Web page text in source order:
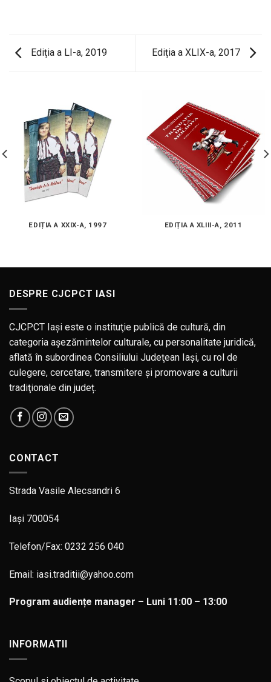
Ediția a LI-a, 2019 Ediția a XLIX-a, 2017
EDIȚIA A XXIX-A, 1997 EDIȚIA A XLIII-A, 2011
DESPRE CJCPCT IASI
CJCPCT Iaşi este o instituţie publică de cultură, din
categoria aşezămintelor culturale, cu personalitate juridică,
aflată în subordinea Consiliului Judeţean Iaşi, cu rol de
culegere, cercetare, transmitere şi promovare a culturii
tradiţionale din județ.
CONTACT
Strada Vasile Alecsandri 6
Iași 700054
Telefon/Fax: 0232 256 040
Email: iasi.traditii@yahoo.com
Program audiențe manager – Luni 11:00 – 13:00
INFORMATII